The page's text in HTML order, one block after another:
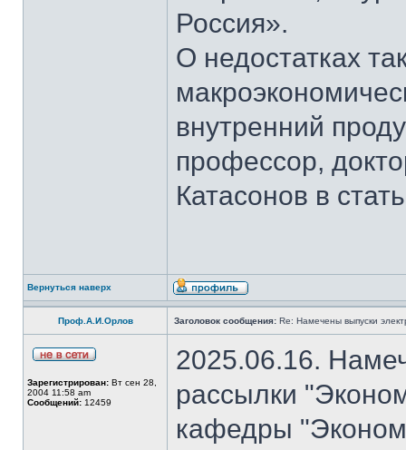
Россия».
О недостатках
внутренний
профессор,
Катасонов в
Вернуться наверх
Проф.А.И.Орлов Заголовок сообщения: Re: Намечены выпуски
Зарегистрирован: Вт сен 28,
2004 11:58 am
Сообщений: 12459
2025.06.16.
рассылки
кафедры